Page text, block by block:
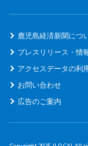
鹿児島経済新聞につ
プレスリリース・情
アクセスデータの利
お問い合わせ
広告のご案内